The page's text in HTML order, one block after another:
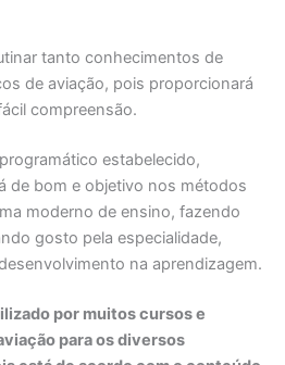
tanto conhecimentos de
de aviação, pois proporcionará
compreensão.
estabelecido,
de bom e objetivo nos métodos
moderno de ensino, fazendo
gosto pela especialidade,
na aprendizagem.
por muitos cursos e
para os diversos